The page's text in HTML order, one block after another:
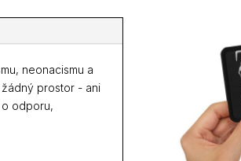
neonacismu a
žádný prostor - ani
o odporu,